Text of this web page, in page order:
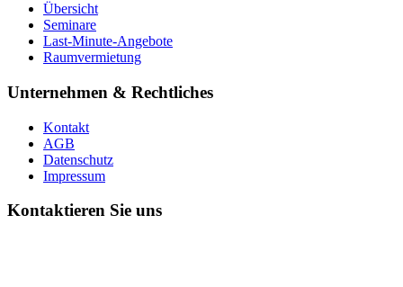
Übersicht
Seminare
Last-Minute-Angebote
Raumvermietung
Unternehmen & Rechtliches
Kontakt
AGB
Datenschutz
Impressum
Kontaktieren Sie uns